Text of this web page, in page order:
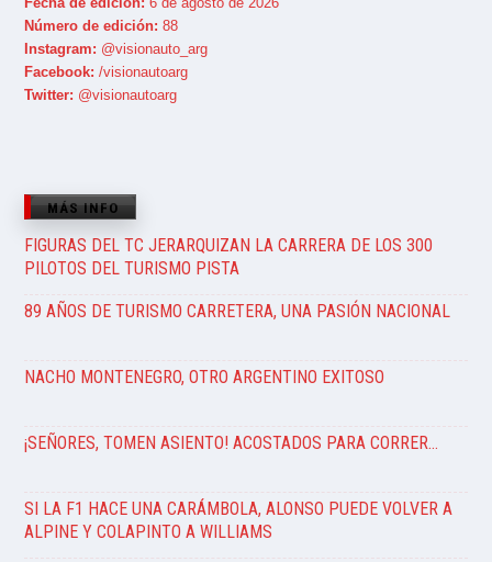
Número de edición: 88
Instagram: @visionauto_arg
Facebook: /visionautoarg
Twitter: @visionautoarg
MÁS INFO
FIGURAS DEL TC JERARQUIZAN LA CARRERA DE LOS 300
PILOTOS DEL TURISMO PISTA
89 AÑOS DE TURISMO CARRETERA, UNA PASIÓN NACIONAL
NACHO MONTENEGRO, OTRO ARGENTINO EXITOSO
¡SEÑORES, TOMEN ASIENTO! ACOSTADOS PARA CORRER…
SI LA F1 HACE UNA CARÁMBOLA, ALONSO PUEDE VOLVER A
ALPINE Y COLAPINTO A WILLIAMS